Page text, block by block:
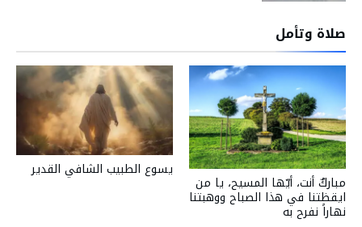
صلاة وتأمل
يسوع الطبيب الشافي القدير
مباركٌ أنت، أيّها المسيح، يا من
ايقظتنا في هذا الصباح ووهبتنا
نهاراً نفرح به